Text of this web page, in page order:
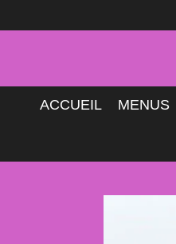
au
ACCUEIL MENUS